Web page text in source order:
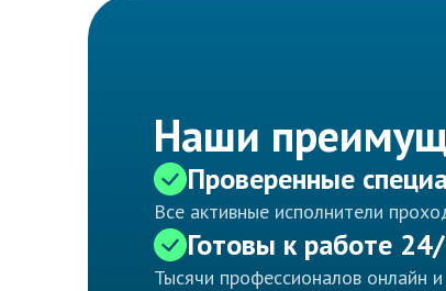
Наши
Проверенные
Все активные исполнители
Готовы к работе
Тысячи профессионалов онлайн